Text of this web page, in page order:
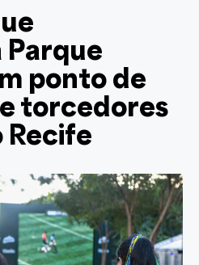
ponto de
torcedores
Recife